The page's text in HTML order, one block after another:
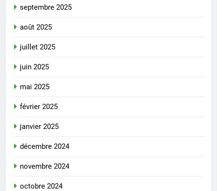
septembre 2025
août 2025
juillet 2025
juin 2025
mai 2025
février 2025
janvier 2025
décembre 2024
novembre 2024
octobre 2024